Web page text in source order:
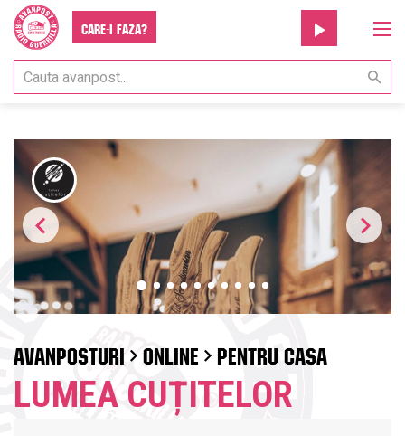
Care-i faza?
AVANPOSTURI ONLINE PENTRU CASA
LUMEA CUȚITELOR